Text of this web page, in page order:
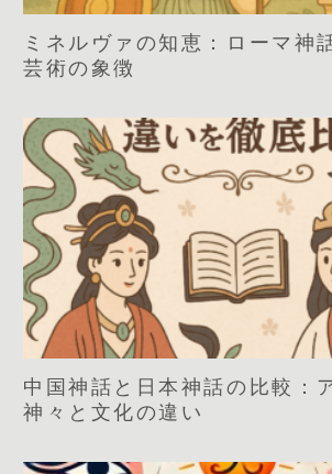
ミネルヴァの知恵：ローマ神
芸術の象徴
中国神話と日本神話の比較：
神々と文化の違い